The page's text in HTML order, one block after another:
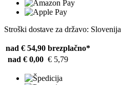
Stroški dostave za državo: Slovenija
nad € 54,90 brezplačno*
nad € 0,00 € 5,79